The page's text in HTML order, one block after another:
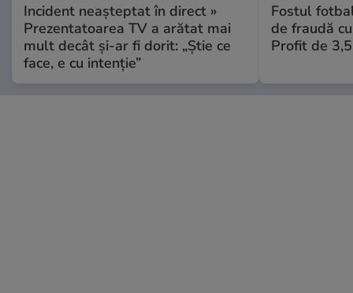
Incident neașteptat în direct »
Prezentatoarea TV a arătat mai
mult decât și-ar fi dorit: „Știe ce
face, e cu intenție”
Fostul
de fraudă
Profit de